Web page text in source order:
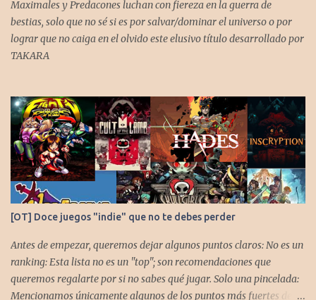
Maximales y Predacones luchan con fiereza en la guerra de
bestias, solo que no sé si es por salvar/dominar el universo o por
lograr que no caiga en el olvido este elusivo título desarrollado por
TAKARA
[OT] Doce juegos "indie" que no te debes perder
Antes de empezar, queremos dejar algunos puntos claros: No es un
ranking: Esta lista no es un "top"; son recomendaciones que
queremos regalarte por si no sabes qué jugar. Solo una pincelada:
Mencionamos únicamente algunos de los puntos más fuertes de